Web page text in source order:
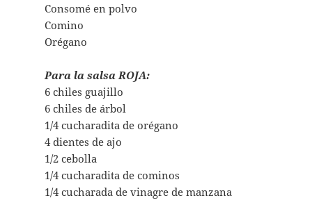
Consomé en polvo
Comino
Orégano
Para la salsa ROJA:
6 chiles guajillo
6 chiles de árbol
1/4 cucharadita de orégano
4 dientes de ajo
1/2 cebolla
1/4 cucharadita de cominos
1/4 cucharada de vinagre de manzana